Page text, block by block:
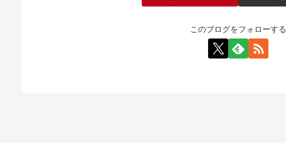
このブログをフォローする